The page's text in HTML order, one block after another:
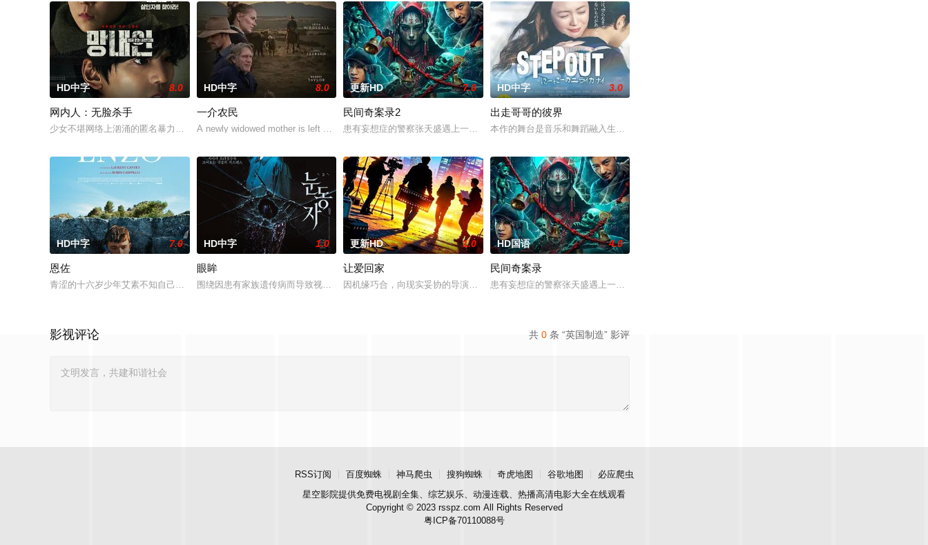
HD中字 8.0
网内人：无脸杀手
少女不堪网络上汹涌的匿名暴力，选择结束年轻的生命。悲愤的家属委托私家侦探追查真相，誓要找出躲在屏幕背后的始作俑者。随着
HD中字 8.0
一介农民
A newly widowed mother is left with the care of an alcoholi
更新HD 7.0
民间奇案录2
患有妄想症的警察张天盛遇上一起离奇的神像杀人事件，勘案过程中，牵引出“婴胎报仇”，“娘娘索命”等一连串妖异事件，张天盛
HD中字 3.0
出走哥哥的彼界
本作的舞台是音乐和舞蹈融入生活的冲绳。与母亲朱音、妹妹舞一起生活的照屋踊，憧憬舞蹈学校的丽莎，开
HD中字 7.0
恩佐
青涩的十六岁少年艾素不知自己想要什么，却清楚自己不要什么：父母享受的中产生活、哥哥向往的名校前途。砌砖建墙，朴拙的体力
HD中字 1.0
眼眸
围绕因患有家族遗传病而导致视力逐渐丧失的摄影师瑞真展开。在面对跨越视力障碍、好不容易成为陶艺家却离奇身亡的双胞胎妹妹瑞
更新HD 1.0
让爱回家
因机缘巧合，向现实妥协的导演朱达仁萌生拍一部《河南人在北京》电影的念头，在说服主编姚松、老乡韩战、二房东杨小强加入后，
HD国语 4.0
民间奇案录
患有妄想症的警察张天盛遇上一起离奇的神像杀人事件，勘案过程中，牵引出“婴胎报仇”，“娘娘索命”等一连串
共 0 条 “英国制造” 影评
影视评论
RSS订阅 百度蜘蛛 神马爬虫 搜狗蜘蛛 奇虎地图 谷歌地图
必应爬虫
星空影院提供免费电视剧全集、综艺娱乐、动漫连载、热播高清电影大全在线观看
Copyright © 2023 rsspz.com All Rights Reserved
粤ICP备70110088号